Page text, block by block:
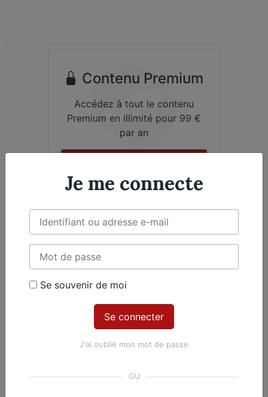
Contenu Premium
Accédez à tout le contenu
Premium en illimité pour 99 €
par an
Piano
Contenu Premium
Accédez à tout le contenu
Premium en illimité pour 99 €
par an
Je m'abonne
Je me connecte
Se souvenir de moi
J'ai oublié mon mot de passe